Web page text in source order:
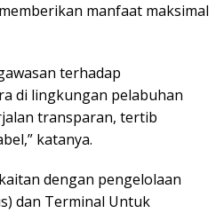
manfaat maksimal
terhadap
di lingkungan pelabuhan
transparan, tertib
katanya.
dengan pengelolaan
dan Terminal Untuk